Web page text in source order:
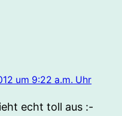
um 9:22 a.m. Uhr
echt toll aus :-